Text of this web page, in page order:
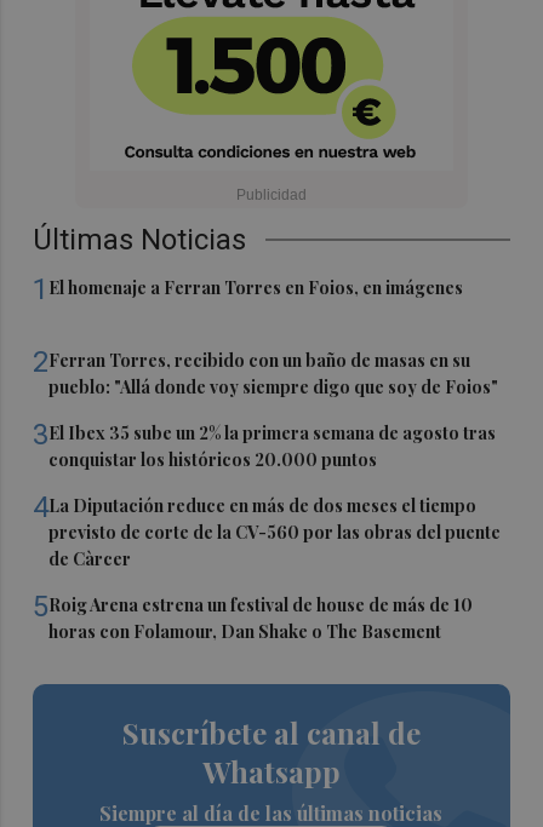
Últimas Noticias
1 El homenaje a Ferran Torres en Foios, en imágenes
2Ferran Torres, recibido con un baño de masas en su
pueblo: "Allá donde voy siempre digo que soy de Foios"
3El Ibex 35 sube un 2% la primera semana de agosto tras
conquistar los históricos 20.000 puntos
4La Diputación reduce en más de dos meses el tiempo
previsto de corte de la CV-560 por las obras del puente
de Càrcer
5Roig Arena estrena un festival de house de más de 10
horas con Folamour, Dan Shake o The Basement
Suscríbete al canal de
Whatsapp
Siempre al día de las últimas noticias